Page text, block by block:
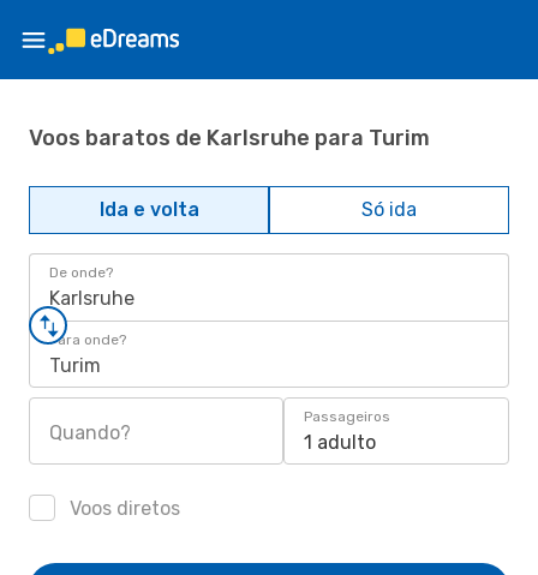
Voos baratos de Karlsruhe para Turim
Ida e volta Só ida
De onde?
Karlsruhe
Para onde?
Turim
Quando?
Passageiros
1 adulto
Voos diretos